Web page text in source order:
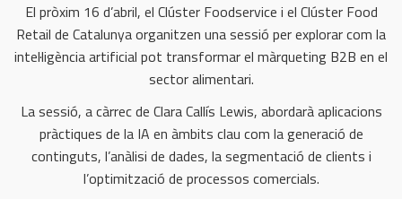
El pròxim 16 d’abril, el Clúster Foodservice i el Clúster Food
Retail de Catalunya organitzen una sessió per explorar com la
intel·ligència artificial pot transformar el màrqueting B2B en el
sector alimentari.
La sessió, a càrrec de Clara Callís Lewis, abordarà aplicacions
pràctiques de la IA en àmbits clau com la generació de
continguts, l’anàlisi de dades, la segmentació de clients i
l’optimització de processos comercials.